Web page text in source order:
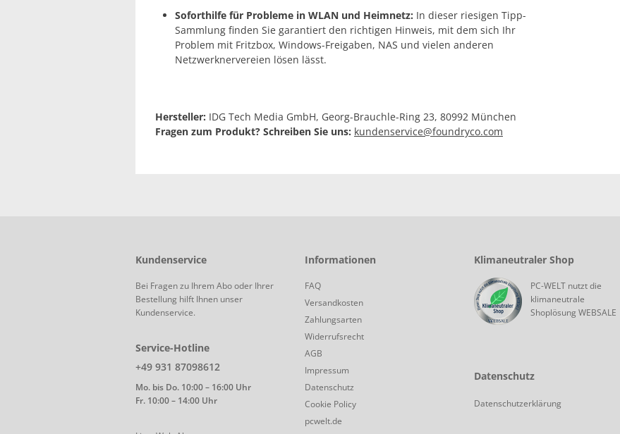
Soforthilfe für Probleme in WLAN und Heimnetz: In dieser riesigen Tipp-
Sammlung finden Sie garantiert den richtigen Hinweis, mit dem sich Ihr
Problem mit Fritzbox, Windows-Freigaben, NAS und vielen anderen
Netzwerknervereien lösen lässt.
Hersteller: IDG Tech Media GmbH, Georg-Brauchle-Ring 23, 80992 München
Fragen zum Produkt? Schreiben Sie uns: kundenservice@foundryco.com
Kundenservice
Bei Fragen zu Ihrem Abo oder Ihrer
Bestellung hilft Ihnen unser
Kundenservice.
Service-Hotline
+49 931 87098612
Mo. bis Do. 10:00 – 16:00 Uhr
Fr. 10:00 – 14:00 Uhr
Informationen
FAQ
Versandkosten
Zahlungsarten
Widerrufsrecht
AGB
Impressum
Datenschutz
Cookie Policy
pcwelt.de
Klimaneutraler Shop
Klimaneutrale Shoplösung
PC-WELT nutzt die
klimaneutrale
Shoplösung WEBSALE
Datenschutz
Datenschutzerklärung